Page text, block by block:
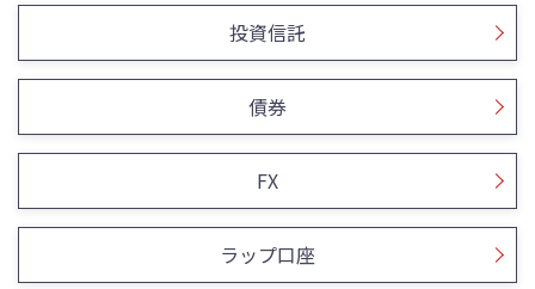
投資信託
債券
FX
ラップ口座